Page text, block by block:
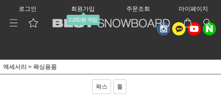
로그인 회원가입
2,000원 적립
주문조회 마이페이지
액세서리 > 왁싱용품
왁스 툴